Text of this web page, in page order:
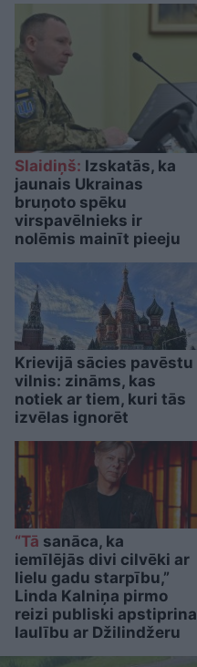
Slaidiņš: Izskatās, ka
jaunais Ukrainas
bruņoto spēku
virspavēlnieks ir
nolēmis mainīt pieeju
Krievijā sācies pavēstu
vilnis: zināms, kas
notiek ar tiem, kuri tās
izvēlas ignorēt
“Tā sanāca, ka
iemīlējās divi cilvēki ar
lielu gadu starpību,”
Linda Kalniņa pirmo
reizi publiski apstiprina
laulību ar Džilindžeru